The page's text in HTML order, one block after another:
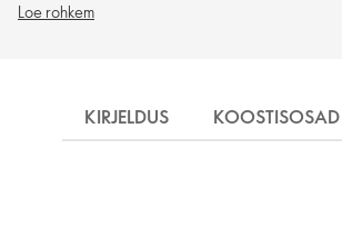
Loe rohkem
KIRJELDUS KOOSTISOSAD